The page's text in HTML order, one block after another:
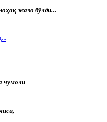
жазо бўлди...
чумоли